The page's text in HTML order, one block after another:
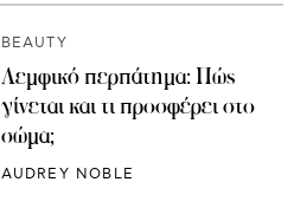
BEAUTY
Λεμφικό περπάτημα: Πώς
γίνεται και τι προσφέρει στο
σώμα;
AUDREY NOBLE